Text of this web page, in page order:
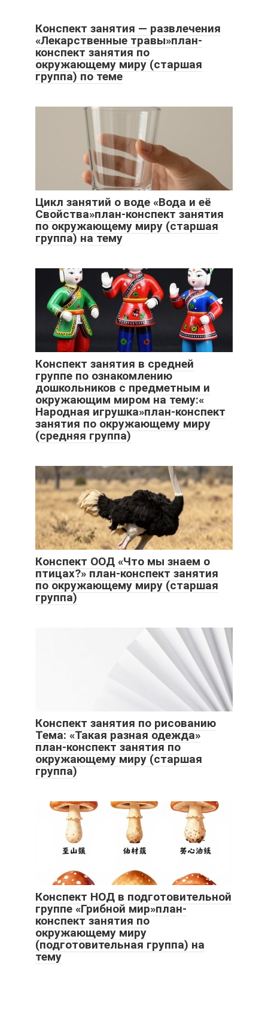
Конспект занятия — развлечения
«Лекарственные травы»план-
конспект занятия по
окружающему миру (старшая
группа) по теме
Цикл занятий о воде «Вода и её
Свойства»план-конспект занятия
по окружающему миру (старшая
группа) на тему
Конспект занятия в средней
группе по ознакомлению
дошкольников с предметным и
окружающим миром на тему:«
Народная игрушка»план-конспект
занятия по окружающему миру
(средняя группа)
Конспект ООД «Что мы знаем о
птицах?» план-конспект занятия
по окружающему миру (старшая
группа)
Конспект занятия по рисованию
Тема: «Такая разная одежда»
план-конспект занятия по
окружающему миру (старшая
группа)
Конспект НОД в подготовительной
группе «Грибной мир»план-
конспект занятия по
окружающему миру
(подготовительная группа) на
тему